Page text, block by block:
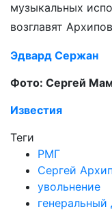
музыкальных
возглавят
Эдвард Сержан
Фото: Сергей
Известия
Теги
РМГ
Сергей
увольнение
генеральный